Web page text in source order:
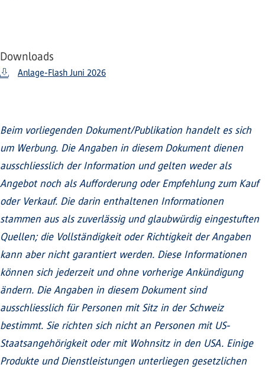
Downloads
Anlage-Flash Juni 2026
Beim vorliegenden Dokument/Publikation handelt es sich
um Werbung. Die Angaben in diesem Dokument dienen
ausschliesslich der Information und gelten weder als
Angebot noch als Aufforderung oder Empfehlung zum Kauf
oder Verkauf. Die darin enthaltenen Informationen
stammen aus als zuverlässig und glaubwürdig eingestuften
Quellen; die Vollständigkeit oder Richtigkeit der Angaben
kann aber nicht garantiert werden. Diese Informationen
können sich jederzeit und ohne vorherige Ankündigung
ändern. Die Angaben in diesem Dokument sind
ausschliesslich für Personen mit Sitz in der Schweiz
bestimmt. Sie richten sich nicht an Personen mit US-
Staatsangehörigkeit oder mit Wohnsitz in den USA. Einige
Produkte und Dienstleistungen unterliegen gesetzlichen